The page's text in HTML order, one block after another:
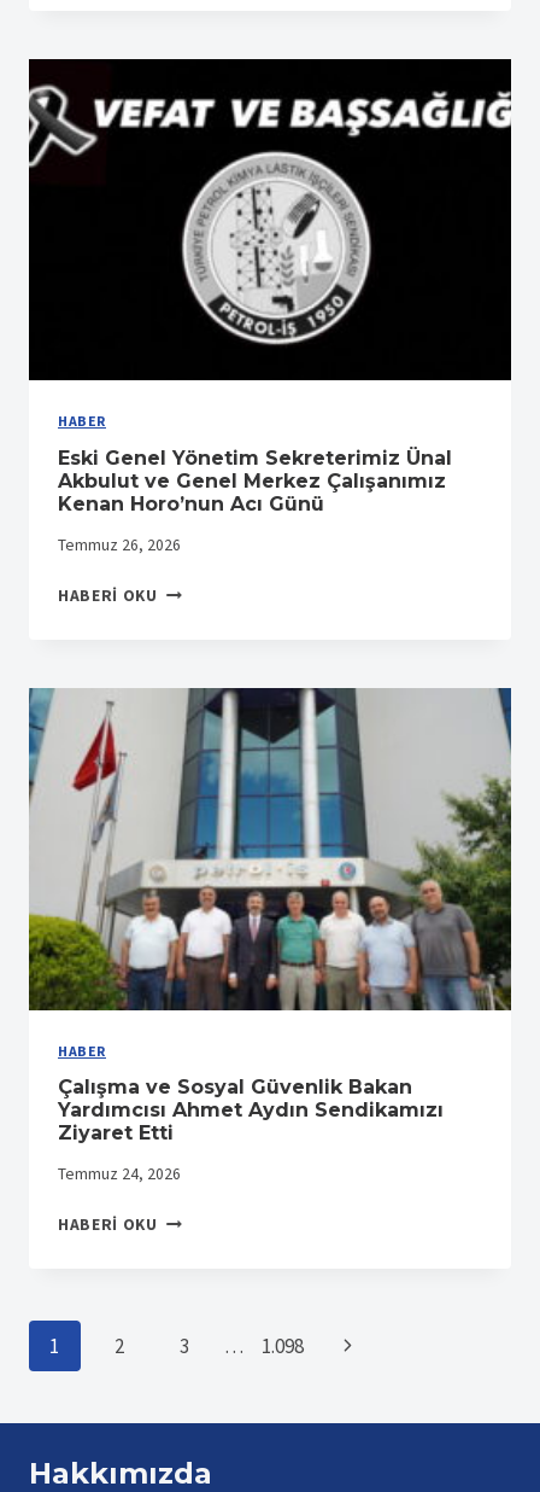
HABER
Eski Genel Yönetim Sekreterimiz Ünal
Akbulut ve Genel Merkez Çalışanımız
Kenan Horo’nun Acı Günü
Temmuz 26, 2026
HABERI OKU ESKI
ÜNAL
AKBULUT
GENEL
MERKEZ
ÇALIŞANIMIZ
KENAN
HORO’NUN
ACI
GÜNÜ
HABER
Çalışma ve Sosyal Güvenlik Bakan
Yardımcısı Ahmet Aydın Sendikamızı
Ziyaret Etti
Temmuz 24, 2026
HABERI OKU ÇALIŞMA
YARDIMCISI
ZIYARET
Page
1 2 3 … 1.098
Sonraki
Hakkımızda